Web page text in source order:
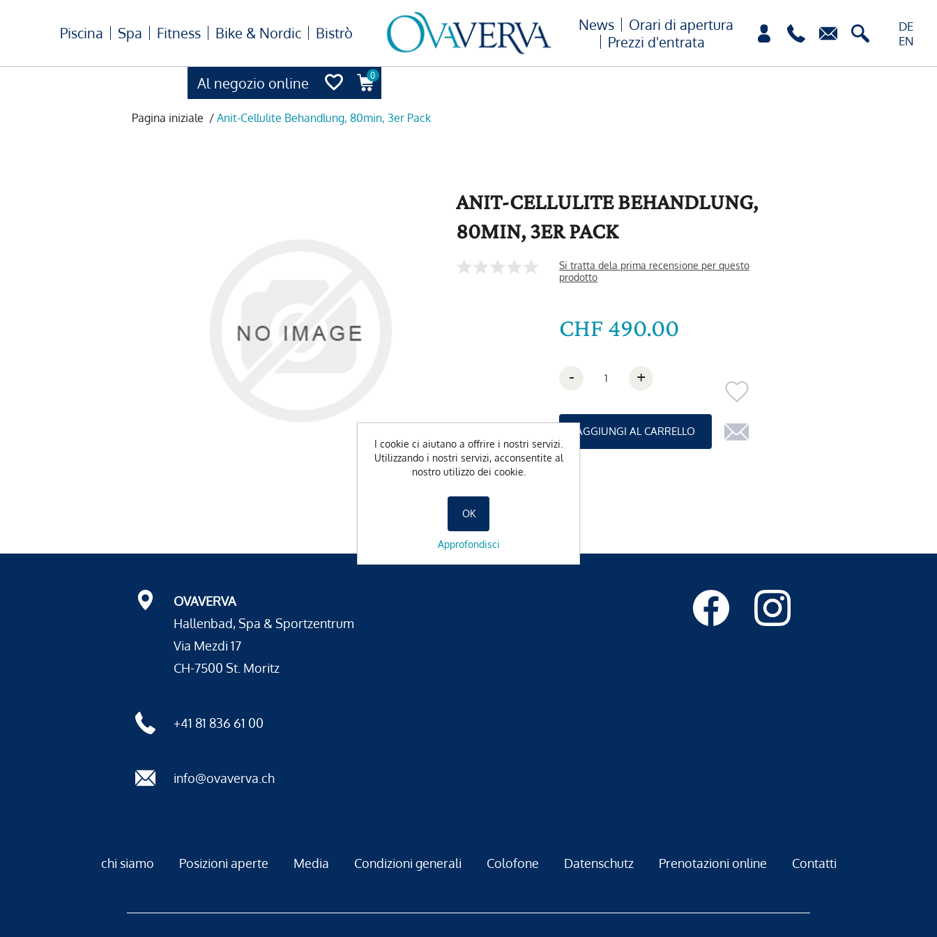
Al negozio online 0
DE
EN
Piscina Spa Fitness Bike & Nordic Bistrò News
Orari di apertura
Prezzi d'entrata
Pagina iniziale / Anit-Cellulite Behandlung, 80min, 3er Pack
ANIT-CELLULITE BEHANDLUNG,
80MIN, 3ER PACK
Si tratta dela prima recensione per questo
prodotto
CHF 490.00
- +
OVAVERVA
Hallenbad, Spa & Sportzentrum
Via Mezdi 17
CH-7500 St. Moritz
+41 81 836 61 00
info@ovaverva.ch
chi siamo Posizioni aperte Media Condizioni generali Colofone Datenschutz Prenotazioni online Contatti
I cookie ci aiutano a offrire i nostri servizi.
Utilizzando i nostri servizi, acconsentite al
nostro utilizzo dei cookie.
OK
Approfondisci